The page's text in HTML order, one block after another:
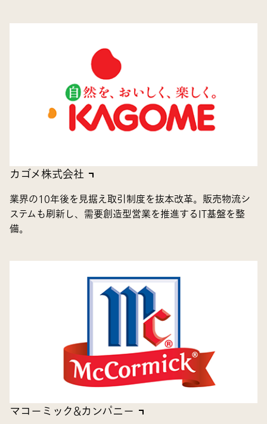
カゴメ株式会社
業界の10年後を見据え取引制度を抜本改革。販売物流シ
ステムも刷新し、需要創造型営業を推進するIT基盤を整
備。
マコーミック&カンパニー